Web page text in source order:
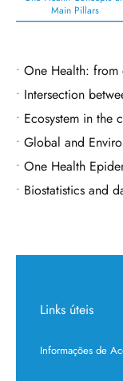
Main Pillars
One Health:
Intersection
Ecosystem in the
Global and
One Health
Biostatistics and
Links úteis
Informações de